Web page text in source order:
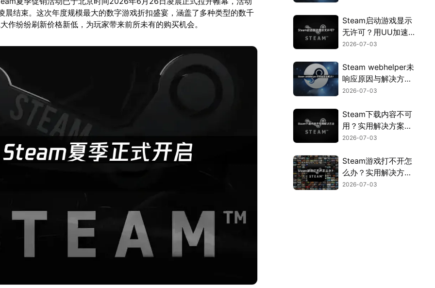
晨结束。这次年度规模最大的数字游戏折扣盛宴，涵盖了多种类型的数千
作纷纷刷新价格新低，为玩家带来前所未有的购买机会。
Steam启动游戏显示
无许可？用UU加速
器免费优化授权验
2026-07-03
Steam webhelper未
响应原因与解决方法
全解析！
2026-07-03
Steam下载内容不可
用？实用解决方案来
了！
2026-07-03
Steam游戏打不开怎
么办？实用解决方法
全汇总！
2026-07-03